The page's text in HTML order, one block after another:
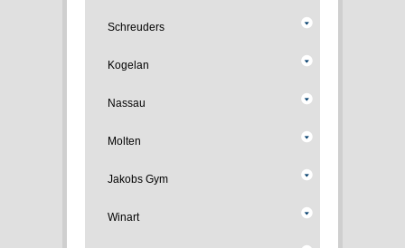
Schreuders
Kogelan
Nassau
Molten
Jakobs Gym
Winart